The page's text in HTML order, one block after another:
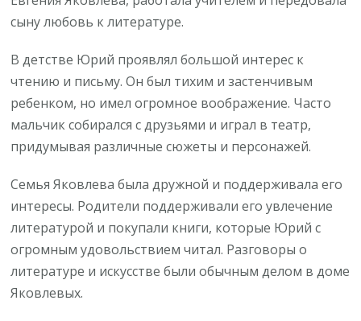
сыну любовь к литературе.
В детстве Юрий проявлял большой интерес к
чтению и письму. Он был тихим и застенчивым
ребенком, но имел огромное воображение. Часто
мальчик собирался с друзьями и играл в театр,
придумывая различные сюжеты и персонажей.
Семья Яковлева была дружной и поддерживала его
интересы. Родители поддерживали его увлечение
литературой и покупали книги, которые Юрий с
огромным удовольствием читал. Разговоры о
литературе и искусстве были обычным делом в доме
Яковлевых.